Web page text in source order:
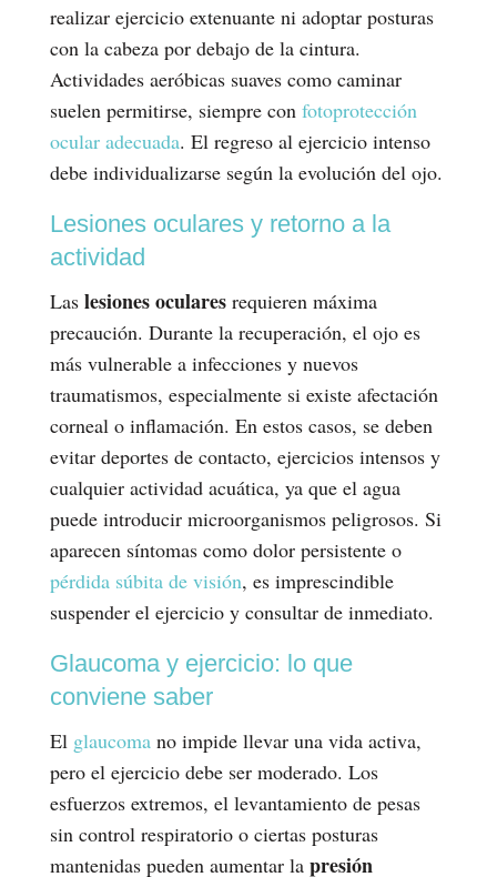
realizar ejercicio extenuante ni adoptar posturas
con la cabeza por debajo de la cintura.
Actividades aeróbicas suaves como caminar
suelen permitirse, siempre con fotoprotección
ocular adecuada. El regreso al ejercicio intenso
debe individualizarse según la evolución del ojo.
Lesiones oculares y retorno a la
actividad
Las lesiones ocularesrequieren máxima
precaución. Durante la recuperación, el ojo es
más vulnerable a infecciones y nuevos
traumatismos, especialmente si existe afectación
corneal o inflamación. En estos casos, se deben
evitar deportes de contacto, ejercicios intensos y
cualquier actividad acuática, ya que el agua
puede introducir microorganismos peligrosos. Si
aparecen síntomas como dolor persistente o
pérdida súbita de visión, es imprescindible
suspender el ejercicio y consultar de inmediato.
Glaucoma y ejercicio: lo que
conviene saber
El glaucomano impide llevar una vida activa,
pero el ejercicio debe ser moderado. Los
esfuerzos extremos, el levantamiento de pesas
sin control respiratorio o ciertas posturas
mantenidas pueden aumentar la presión